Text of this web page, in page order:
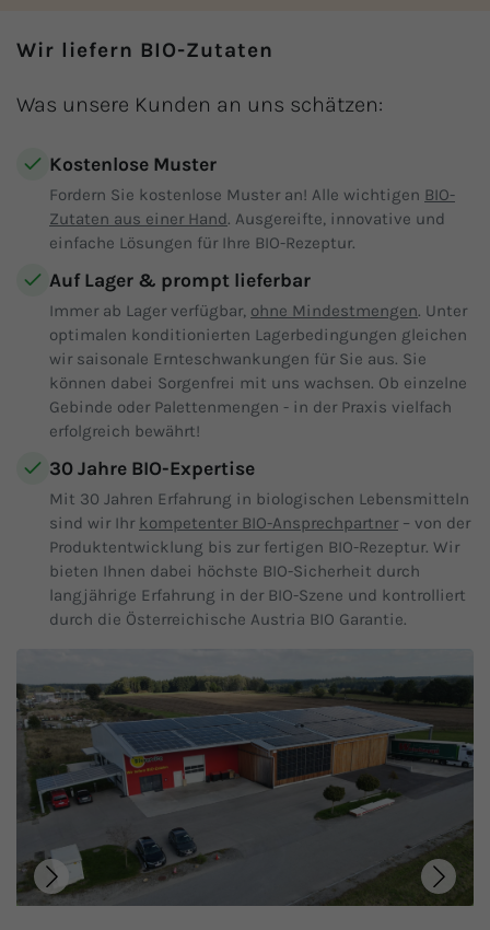
Wir liefern BIO-Zutaten
Was unsere Kunden an uns schätzen:
Kostenlose Muster
Fordern Sie kostenlose Muster an! Alle wichtigen BIO-
Zutaten aus einer Hand. Ausgereifte, innovative und
einfache Lösungen für Ihre BIO-Rezeptur.
Auf Lager & prompt lieferbar
Immer ab Lager verfügbar, ohne Mindestmengen. Unter
optimalen konditionierten Lagerbedingungen gleichen
wir saisonale Ernteschwankungen für Sie aus. Sie
können dabei Sorgenfrei mit uns wachsen. Ob einzelne
Gebinde oder Palettenmengen - in der Praxis vielfach
erfolgreich bewährt!
30 Jahre BIO-Expertise
Mit 30 Jahren Erfahrung in biologischen Lebensmitteln
sind wir Ihr kompetenter BIO-Ansprechpartner – von der
Produktentwicklung bis zur fertigen BIO-Rezeptur. Wir
bieten Ihnen dabei höchste BIO-Sicherheit durch
langjährige Erfahrung in der BIO-Szene und kontrolliert
durch die Österreichische Austria BIO Garantie.